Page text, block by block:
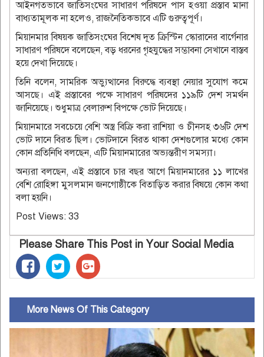
আইনগতভাবে জাতিসংঘের সাধারণ পরিষদে পাস হওয়া প্রস্তাব মানা
বাধ্যতামূলক না হলেও, রাজনৈতিকভাবে এটি গুরুত্বপূর্ণ।
মিয়ানমার বিষয়ক জাতিসংঘের বিশেষ দূত ক্রিস্টিন স্কোরানের বার্গেনার
সাধারণ পরিষদে বলেছেন, বড় ধরনের গৃহযুদ্ধের সম্ভাবনা সেখানে বাস্তব
হয়ে দেখা দিয়েছে।
তিনি বলেন, সামরিক অভ্যুত্থানের বিরুদ্ধে ব্যবস্থা নেয়ার সুযোগ কমে
আসছে। এই প্রস্তাবের পক্ষে সাধারণ পরিষদের ১১৯টি দেশ সমর্থন
জানিয়েছে। শুধুমাত্র বেলারুশ বিপক্ষে ভোট দিয়েছে।
মিয়ানমারে সবচেয়ে বেশি অস্ত্র বিক্রি করা রাশিয়া ও চীনসহ ৩৬টি দেশ
ভোট দানে বিরত ছিল। ভোটদানে বিরত থাকা দেশগুলোর মধ্যে কোন
কোন প্রতিনিধি বলছেন, এটি মিয়ানমারের অভ্যন্তরীণ সমস্যা।
অন্যরা বলছেন, এই প্রস্তাবে চার বছর আগে মিয়ানমারের ১১ লাখের
বেশি রোহিঙ্গা মুসলমান জনগোষ্ঠীকে বিতাড়িত করার বিষয়ে কোন কথা
বলা হয়নি।
Post Views: 33
Please Share This Post in Your Social Media
More News Of This Category